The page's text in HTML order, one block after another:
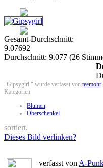
Gesamt-Durchschnitt:
9.07692
Durchschnitt: 9.077 (26
"Gipsygirl " wurde verfasst von teemohr
Kategorien
Blumen
Oberschenkel
sortiert.
Dieses Bild verlinken?
verfasst von A-